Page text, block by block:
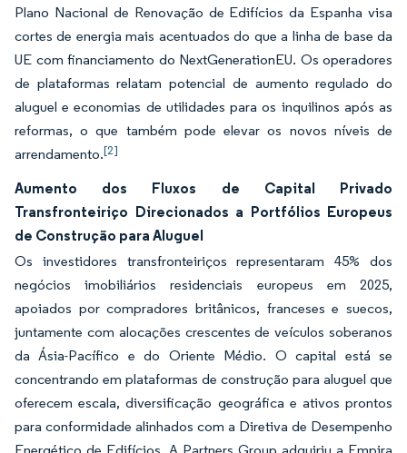
Plano Nacional de Renovação de Edifícios da Espanha visa
cortes de energia mais acentuados do que a linha de base da
UE com financiamento do NextGenerationEU. Os operadores
de plataformas relatam potencial de aumento regulado do
aluguel e economias de utilidades para os inquilinos após as
reformas, o que também pode elevar os novos níveis de
arrendamento.[2]
Aumento dos Fluxos de Capital Privado
Transfronteiriço Direcionados a Portfólios Europeus
de Construção para Aluguel
Os investidores transfronteiriços representaram 45% dos
negócios imobiliários residenciais europeus em 2025,
apoiados por compradores britânicos, franceses e suecos,
juntamente com alocações crescentes de veículos soberanos
da Ásia-Pacífico e do Oriente Médio. O capital está se
concentrando em plataformas de construção para aluguel que
oferecem escala, diversificação geográfica e ativos prontos
para conformidade alinhados com a Diretiva de Desempenho